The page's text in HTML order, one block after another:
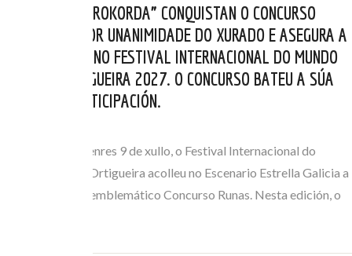
OS BELGAS “AÉROKORDA” CONQUISTAN O CONCURSO
RUNAS 2026 POR UNANIMIDADE DO XURADO E ASEGURA A
SÚA PRESENZA NO FESTIVAL INTERNACIONAL DO MUNDO
CELTA DE ORTIGUEIRA 2027. O CONCURSO BATEU A SÚA
MARCA DE PARTICIPACIÓN.
Na xornada do venres 9 de xullo, o Festival Internacional do
Mundo Celta de Ortigueira acolleu no Escenario Estrella Galicia a
gran final do seu emblemático Concurso Runas. Nesta edición, o